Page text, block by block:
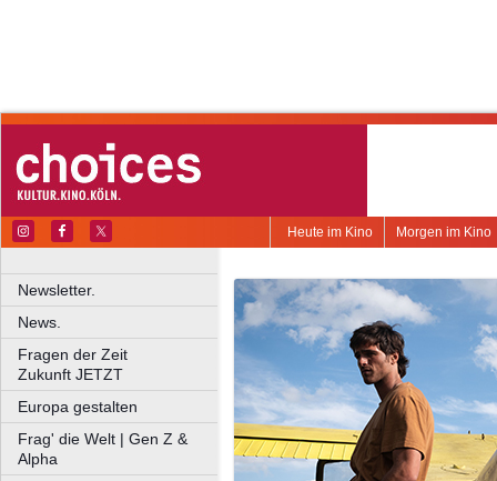
Morgen im Kino
Heute im Kino
Newsletter.
News.
Fragen der Zeit
Zukunft JETZT
Europa gestalten
Frag' die Welt | Gen Z &
Alpha